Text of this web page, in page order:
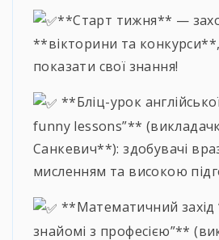
**Старт тижня** —
**вікторини та
показати свої знання!
**Бліц-урок
funny lessons”**
Санкевич**): здобувачі
мисленням та високою
**Математичний захід
знайомі з професією”**